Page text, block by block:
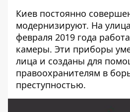
Киев постоянно
модернизируют. На
февраля 2019 года
камеры. Эти приборы
лица и созданы для
правоохранителям в
преступностью.